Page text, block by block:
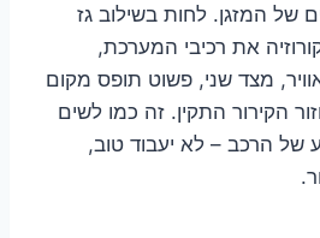
של המזגן. לחות בשילוב גז
את רכיבי המערכת,
מצד שני, פשוט תופס מקום
הקירור התקין. זה כמו לשים
של הרכב – לא יעבוד טוב,